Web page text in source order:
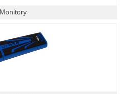
Monitory